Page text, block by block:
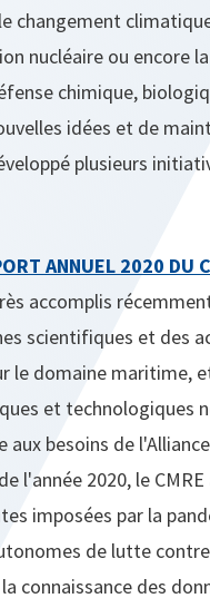
changement
nucléaire ou encore
chimique,
idées et de
plusieurs
ANNUEL 2020 DU
accomplis
scientifiques et des
le domaine maritime,
et technologiques
aux besoins de
l'année 2020, le
imposées par la
de lutte
connaissance des